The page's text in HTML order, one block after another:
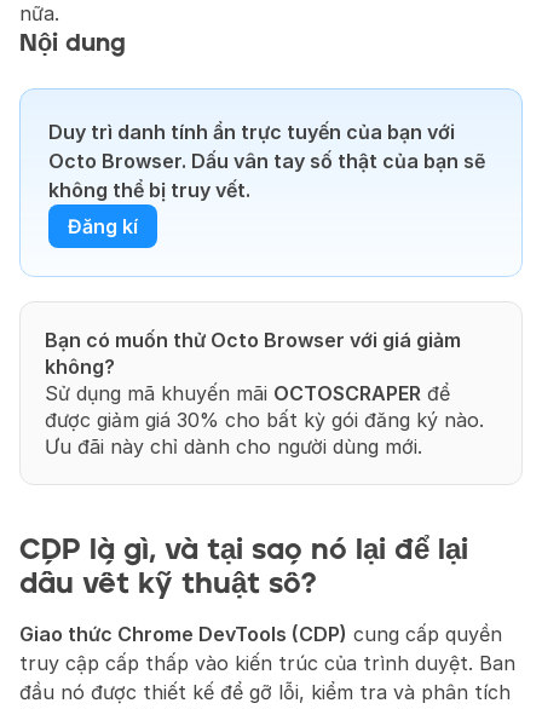
nữa.
Nội dung
Duy trì danh tính ẩn trực tuyến của bạn với
Octo Browser. Dấu vân tay số thật của bạn sẽ
không thể bị truy vết.
Đăng kí
Bạn có muốn thử Octo Browser với giá giảm
không?
Sử dụng mã khuyến mãi OCTOSCRAPER để
được giảm giá 30% cho bất kỳ gói đăng ký nào.
Ưu đãi này chỉ dành cho người dùng mới.
CDP là gì, và tại sao nó lại để lại
dấu vết kỹ thuật số?
Giao thức Chrome DevTools (CDP) cung cấp quyền
truy cập cấp thấp vào kiến trúc của trình duyệt. Ban
đầu nó được thiết kế để gỡ lỗi, kiểm tra và phân tích